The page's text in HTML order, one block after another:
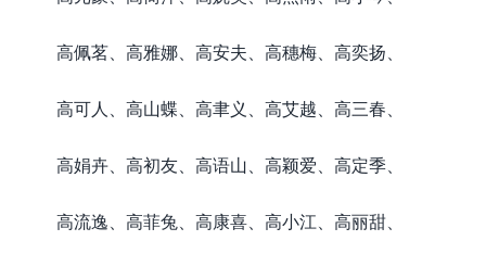
高佩茗、高雅娜、高安夫、高穗梅、高奕扬、
高可人、高山蝶、高聿义、高艾越、高三春、
高娟卉、高初友、高语山、高颖爱、高定季、
高流逸、高菲兔、高康喜、高小江、高丽甜、